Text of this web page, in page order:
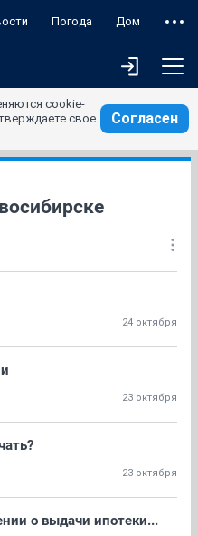
Погода Дом
cookie-
свое
Согласен
24 октября
23 октября
23 октября
о выдачи ипотеки...